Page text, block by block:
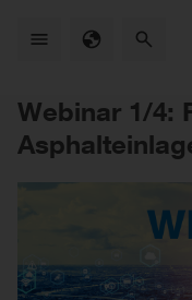
Webinar 1/4: